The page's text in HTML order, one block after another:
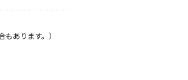
あります。）